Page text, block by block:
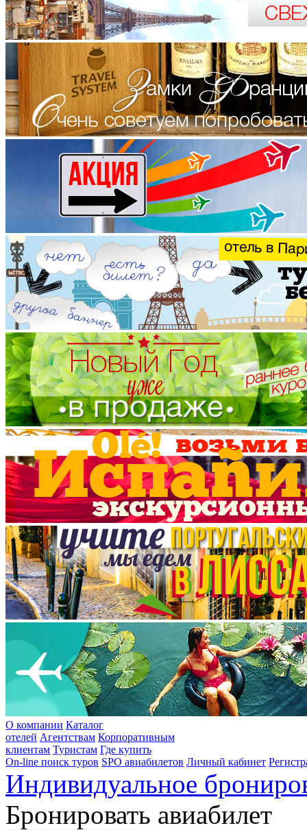
О компании Каталог
отелей Агентствам Корпоративным
клиентам Туристам Где купить
On-line поиск туров SPO авиабилетов Личный кабинет
Индивидуальное
Бронировать авиабилет